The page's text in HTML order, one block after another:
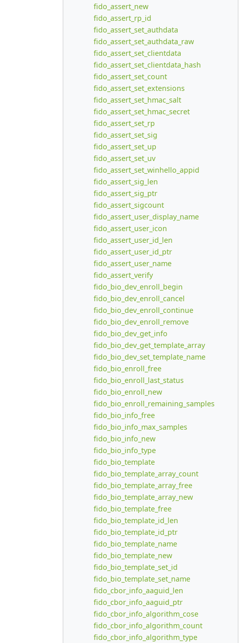
fido_assert_new
fido_assert_rp_id
fido_assert_set_authdata
fido_assert_set_authdata_raw
fido_assert_set_clientdata
fido_assert_set_clientdata_hash
fido_assert_set_count
fido_assert_set_extensions
fido_assert_set_hmac_salt
fido_assert_set_hmac_secret
fido_assert_set_rp
fido_assert_set_sig
fido_assert_set_up
fido_assert_set_uv
fido_assert_set_winhello_appid
fido_assert_sig_len
fido_assert_sig_ptr
fido_assert_sigcount
fido_assert_user_display_name
fido_assert_user_icon
fido_assert_user_id_len
fido_assert_user_id_ptr
fido_assert_user_name
fido_assert_verify
fido_bio_dev_enroll_begin
fido_bio_dev_enroll_cancel
fido_bio_dev_enroll_continue
fido_bio_dev_enroll_remove
fido_bio_dev_get_info
fido_bio_dev_get_template_array
fido_bio_dev_set_template_name
fido_bio_enroll_free
fido_bio_enroll_last_status
fido_bio_enroll_new
fido_bio_enroll_remaining_samples
fido_bio_info_free
fido_bio_info_max_samples
fido_bio_info_new
fido_bio_info_type
fido_bio_template
fido_bio_template_array_count
fido_bio_template_array_free
fido_bio_template_array_new
fido_bio_template_free
fido_bio_template_id_len
fido_bio_template_id_ptr
fido_bio_template_name
fido_bio_template_new
fido_bio_template_set_id
fido_bio_template_set_name
fido_cbor_info_aaguid_len
fido_cbor_info_aaguid_ptr
fido_cbor_info_algorithm_cose
fido_cbor_info_algorithm_count
fido_cbor_info_algorithm_type